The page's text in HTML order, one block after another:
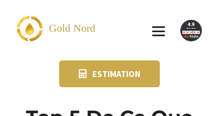
contenu
Gold Nord
Toggle
ESTIMATION